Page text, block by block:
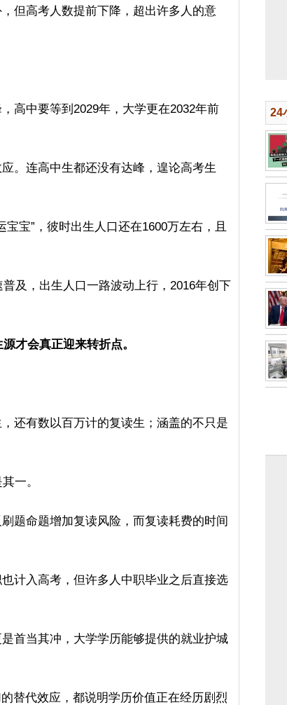
但高考人数提前下降，超出许多人的意
高中要等到2029年，大学更在2032年前
。连高中生都还没有达峰，遑论高考生
宝”，彼时出生人口还在1600万左右，且
及，出生人口一路波动上行，2016年创下
才会真正迎来转折点。
还有数以百万计的复读生；涵盖的不只是
一。
题命题增加复读风险，而复读耗费的时间
计入高考，但许多人中职毕业之后直接选
是首当其冲，大学学历能够提供的就业护城
替代效应，都说明学历价值正在经历剧烈
24